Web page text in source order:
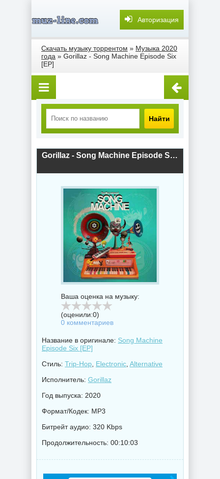
Авторизация
Скачать музыку торрентом » Музыка 2020
года » Gorillaz - Song Machine Episode Six
[EP]
Найти
Gorillaz - Song Machine Episode Six [EP] (2020) скачать торрент
Ваша оценка на музыку:
(оценили:0)
0 комментариев
Название в оригинале: Song Machine
Episode Six [EP]
Стиль: Trip-Hop Electronic Alternative
Исполнитель: Gorillaz
Год выпуска: 2020
Формат/Кодек: MP3
Битрейт аудио: 320 Kbps
Продолжительность: 00:10:03